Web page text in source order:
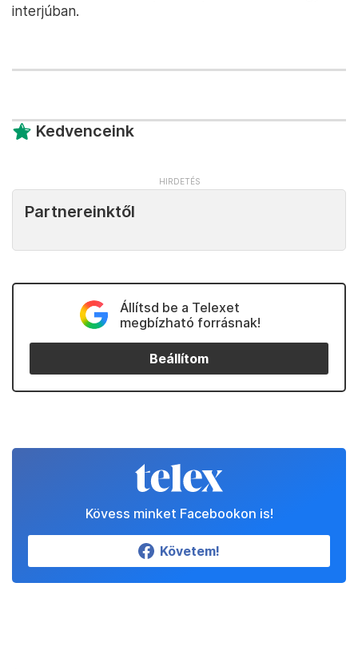
interjúban.
Kedvenceink
Partnereinktől
Állítsd be a Telexet
megbízható forrásnak!
Beállítom
Kövess minket Facebookon is!
Követem!